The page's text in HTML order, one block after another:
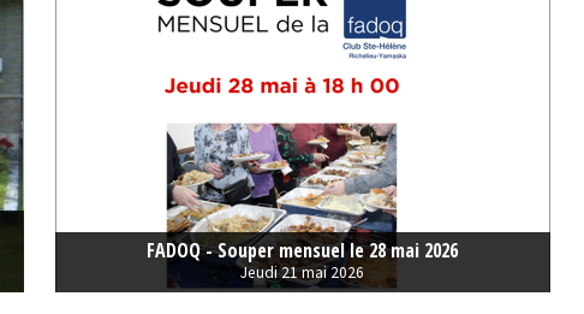
FADOQ - Souper mensuel le 28 mai 2026
Jeudi 21 mai 2026